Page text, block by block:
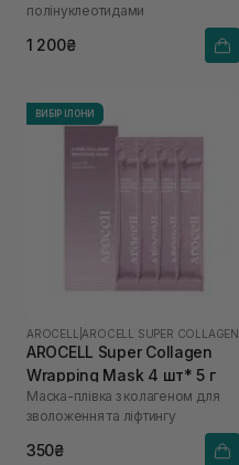
полінуклеотидами
1 200₴
ВИБІР ІЛОНИ
AROCELL AROCELL SUPER COLLAGEN
AROCELL Super Collagen
Wrapping Mask 4 шт* 5 г
Маска-плівка з колагеном для
зволоження та ліфтингу
350₴